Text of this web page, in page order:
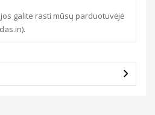
galite rasti mūsų parduotuvėjė